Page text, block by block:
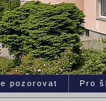
pozorovat Pro